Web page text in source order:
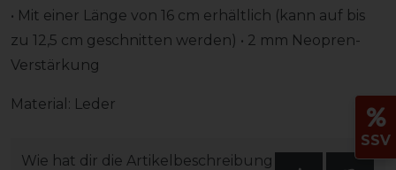
• Mit einer Länge von 16 cm erhältlich (kann auf bis
zu 12,5 cm geschnitten werden) • 2 mm Neopren-
Verstärkung
Material: Leder
Wie hat dir die Artikelbeschreibung
SSV